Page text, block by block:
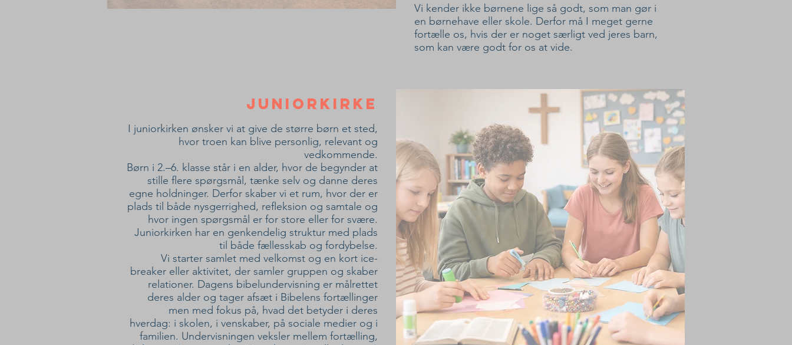
Vi kender ikke børnene lige så godt, som man gør i
en børnehave eller skole. Derfor må I meget gerne
fortælle os, hvis der er noget særligt ved jeres barn,
som kan være godt for os at vide.
juniorkirke
I juniorkirken ønsker vi at give de større børn et sted,
hvor troen kan blive personlig, relevant og
vedkommende.
Børn i 2.–6. klasse står i en alder, hvor de begynder at
stille flere spørgsmål, tænke selv og danne deres
egne holdninger. Derfor skaber vi et rum, hvor der er
plads til både nysgerrighed, refleksion og samtale og
hvor ingen spørgsmål er for store eller for svære.
Juniorkirken har en genkendelig struktur med plads
til både fællesskab og fordybelse.
Vi starter samlet med velkomst og en kort ice-
breaker eller aktivitet, der samler gruppen og skaber
relationer. Dagens bibelundervisning er målrettet
deres alder og tager afsæt i Bibelens fortællinger
men med fokus på, hvad det betyder i deres
hverdag: i skolen, i venskaber, på sociale medier og i
familien. Undervisningen veksler mellem fortælling,